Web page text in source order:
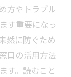
方やトラブル
す重要になっ
然に防ぐため
口の活用方法
す。読むこと